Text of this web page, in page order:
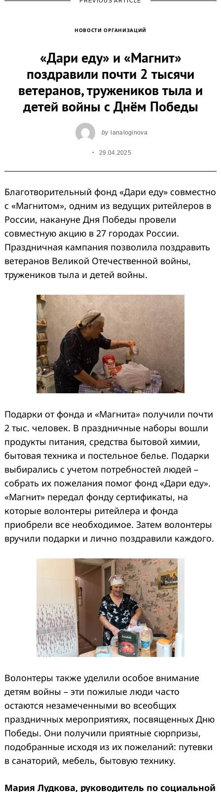
НОВОСТИ ОРГАНИЗАЦИЙ
«Дари еду» и «Магнит»
поздравили почти 2 тысячи
ветеранов, тружеников тыла и
детей войны с Днём Победы
by lanaloginova
29.04.2025
Благотворительный фонд «Дари еду» совместно
с «Магнитом», одним из ведущих ритейлеров в
России, накануне Дня Победы провели
совместную акцию в 27 городах России.
Праздничная кампания позволила поздравить
ветеранов Великой Отечественной войны,
тружеников тыла и детей войны.
Подарки от фонда и «Магнита» получили почти
2 тыс. человек. В праздничные наборы вошли
продукты питания, средства бытовой химии,
бытовая техника и постельное белье. Подарки
выбирались с учетом потребностей людей –
собрать их пожелания помог фонд «Дари еду».
«Магнит» передал фонду сертификаты, на
которые волонтеры ритейлера и фонда
приобрели все необходимое. Затем волонтеры
вручили подарки и лично поздравили каждого.
Волонтеры также уделили особое внимание
детям войны – эти пожилые люди часто
остаются незамеченными во всеобщих
праздничных мероприятиях, посвященных Дню
Победы. Они получили приятные сюрпризы,
подобранные исходя из их пожеланий: путевки
в санаторий, мебель, бытовую технику.
Мария Лудкова, руководитель по социальной